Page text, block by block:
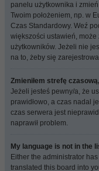
panelu użytkownika i
Twoim położeniem, np. w
Czas Standardowy. Weź
większości ustawień,
użytkowników. Jeżeli nie
na to, żeby się
Zmieniłem strefę
Jeżeli jesteś pewny/a, że
prawidłowo, a czas nadal
czas serwera jest
naprawił problem.
My language is not in the
Either the administrator
translated this board into